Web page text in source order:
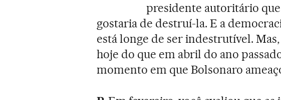
presidente autoritário
gostaria de destruí-la. E a
está longe de ser indestrutível.
hoje do que em abril do ano
momento em que Bolsonaro